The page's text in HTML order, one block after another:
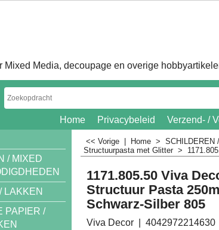
Mixed Media, decoupage en overige
Home Privacybeleid Verzend- /
/ MIXED
LAKKEN
PAPIER /
<< Vorige Home > SCHILDEREN
Structuurpasta met Glitter >
1171.805.50 Viva
Structuur Pasta
Schwarz-Silber 805
Viva Decor 4042972214630